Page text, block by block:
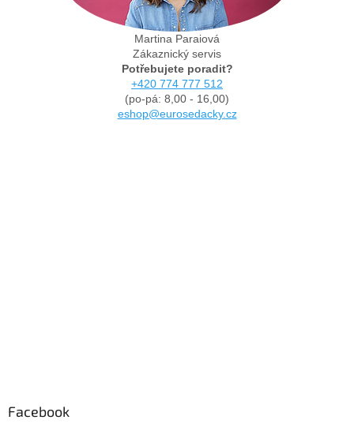
Martina Paraiová
Zákaznický servis
Potřebujete poradit?
+420 774 777 512
(po-pá: 8,00 - 16,00)
eshop@eurosedacky.cz
Facebook